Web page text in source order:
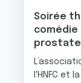
Soirée
comédie
prostate
l'HNFC et